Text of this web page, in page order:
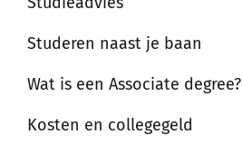
Studeren naast je baan
Wat is een Associate degree?
Kosten en collegegeld